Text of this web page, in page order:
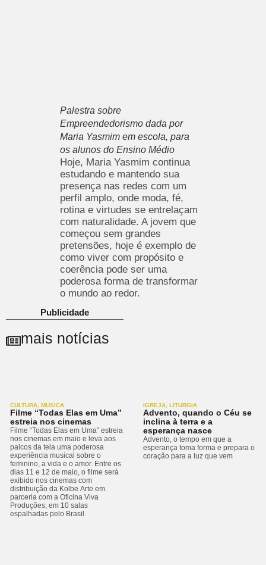
Palestra sobre
Empreendedorismo dada por
Maria Yasmim em escola, para
os alunos do Ensino Médio
Hoje, Maria Yasmim continua
estudando e mantendo sua
presença nas redes com um
perfil amplo, onde moda, fé,
rotina e virtudes se entrelaçam
com naturalidade. A jovem que
começou sem grandes
pretensões, hoje é exemplo de
como viver com propósito e
coerência pode ser uma
poderosa forma de transformar
o mundo ao redor.
Publicidade
mais notícias
CULTURA MÚSICA
Filme “Todas Elas em Uma”
estreia nos cinemas
Filme “Todas Elas em Uma” estreia
nos cinemas em maio e leva aos
palcos da tela uma poderosa
experiência musical sobre o
feminino, a vida e o amor. Entre os
dias 11 e 12 de maio, o filme será
exibido nos cinemas com
distribuição da Kolbe Arte em
parceria com a Oficina Viva
Produções, em 10 salas
espalhadas pelo Brasil.
IGREJA LITURGIA
Advento, quando o Céu se
inclina à terra e a
esperança nasce
Advento, o tempo em que a
esperança toma forma e prepara o
coração para a luz que vem